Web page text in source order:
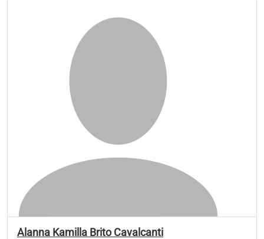
Alanna Kamilla Brito Cavalcanti